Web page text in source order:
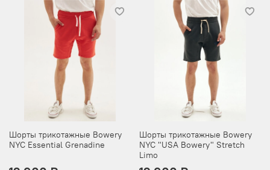
Шорты трикотажные Bowery
NYC Essential Grenadine
Шорты трикотажные Bowery
NYC "USA Bowery" Stretch
Limo